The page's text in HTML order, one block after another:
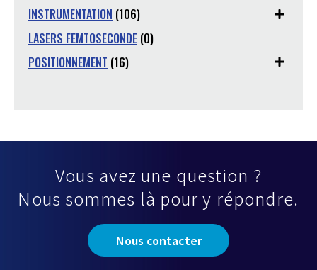
INSTRUMENTATION (106)
LASERS FEMTOSECONDE (0)
POSITIONNEMENT (16)
Vous avez une question ?
Nous sommes là pour y répondre.
Nous contacter